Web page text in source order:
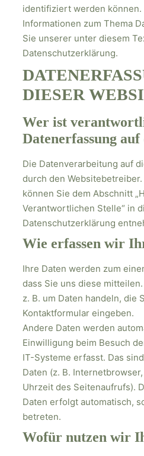
identifiziert werden können.
Informationen zum Thema
Sie unserer unter diesem
Datenschutzerklärung.
DIESER
Wer ist
Datenerfassung
Die Datenverarbeitung auf
durch den
können Sie dem Abschnitt
Verantwortlichen Stelle“ in
Datenschutzerklärung
Wie erfassen wir
Ihre Daten werden zum
dass Sie uns diese
z. B. um Daten handeln, die
Kontaktformular eingeben.
Andere Daten werden
Einwilligung beim Besuch
IT-Systeme erfasst. Das
Daten (z. B.
Uhrzeit des Seitenaufrufs).
Daten erfolgt automatisch,
betreten.
Wofür nutzen wir